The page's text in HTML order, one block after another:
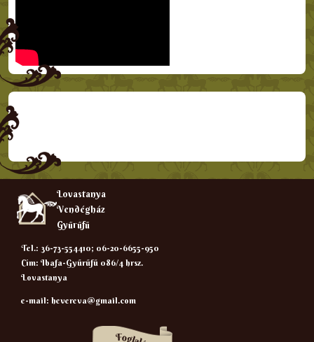
Lovastanya
Vendégház
Gyűrűfű
Tel.: 36-73-554410; 06-20-6655-950
Cím: Ibafa-Gyűrűfű 086/4 hrsz.
Lovastanya
e-mail: hevereva@gmail.com